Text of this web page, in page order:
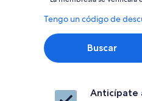
Tengo un código de
Buscar
Anticípate